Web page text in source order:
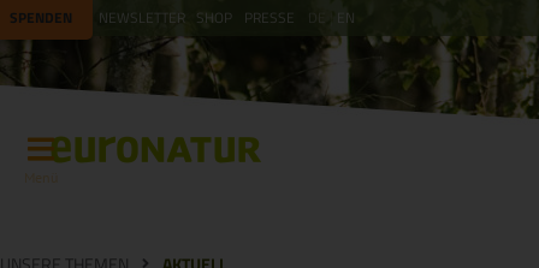
SPENDEN NEWSLETTER SHOP PRESSE EN